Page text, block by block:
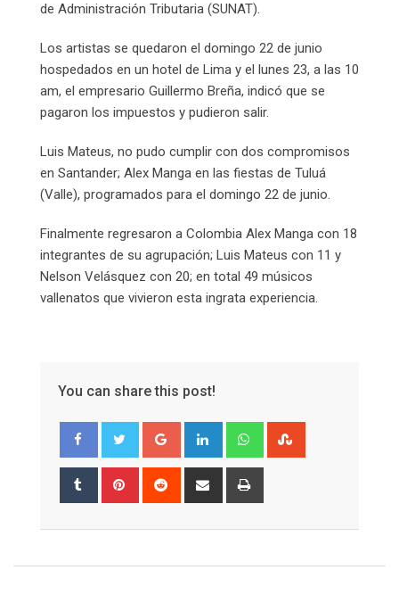
de Administración Tributaria (SUNAT).
Los artistas se quedaron el domingo 22 de junio
hospedados en un hotel de Lima y el lunes 23, a las 10
am, el empresario Guillermo Breña, indicó que se
pagaron los impuestos y pudieron salir.
Luis Mateus, no pudo cumplir con dos compromisos
en Santander; Alex Manga en las fiestas de Tuluá
(Valle), programados para el domingo 22 de junio.
Finalmente regresaron a Colombia Alex Manga con 18
integrantes de su agrupación; Luis Mateus con 11 y
Nelson Velásquez con 20; en total 49 músicos
vallenatos que vivieron esta ingrata experiencia.
You can share this post!
Google+ LinkedIn Whatsapp
Tumblr Pinterest Reddit
Share